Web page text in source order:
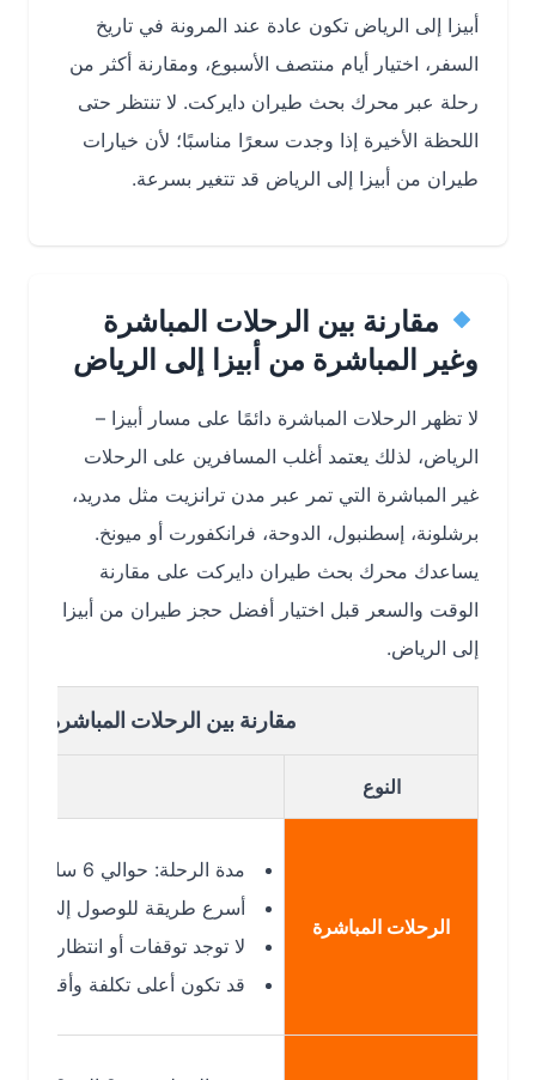
أبيزا إلى الرياض تكون عادة عند المرونة في تاريخ
السفر، اختيار أيام منتصف الأسبوع، ومقارنة أكثر من
رحلة عبر محرك بحث طيران دايركت. لا تنتظر حتى
اللحظة الأخيرة إذا وجدت سعرًا مناسبًا؛ لأن خيارات
طيران من أبيزا إلى الرياض قد تتغير بسرعة.
مقارنة بين الرحلات المباشرة
وغير المباشرة من أبيزا إلى الرياض
لا تظهر الرحلات المباشرة دائمًا على مسار أبيزا –
الرياض، لذلك يعتمد أغلب المسافرين على الرحلات
غير المباشرة التي تمر عبر مدن ترانزيت مثل مدريد،
برشلونة، إسطنبول، الدوحة، فرانكفورت أو ميونخ.
يساعدك محرك بحث طيران دايركت على مقارنة
الوقت والسعر قبل اختيار أفضل حجز طيران من أبيزا
إلى الرياض.
مقارنة بين الرحلات المباشرة وغير
الرحلات المباشرة
مدة الرحلة: حوالي 6 ساعات تقريبًا عند توفر رحلة مباشرة.
أسرع طريقة للوصول إلى الرياض من
لا توجد توقفات أو انتظار إضافي
قد تكون أعلى تكلفة وأقل توفرًا على